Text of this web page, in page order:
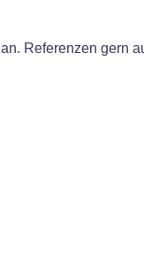
Referenzen gern